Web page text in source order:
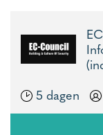
5 dagen